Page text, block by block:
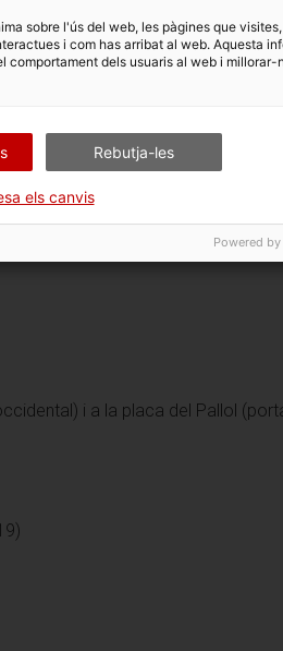
i a la placa del Pallol
sobre l'ús del web, les pàgines que
i com has arribat al web. Aquesta
comportament dels usuaris al web i millorar-
Rebutja-les
els canvis
Powered by